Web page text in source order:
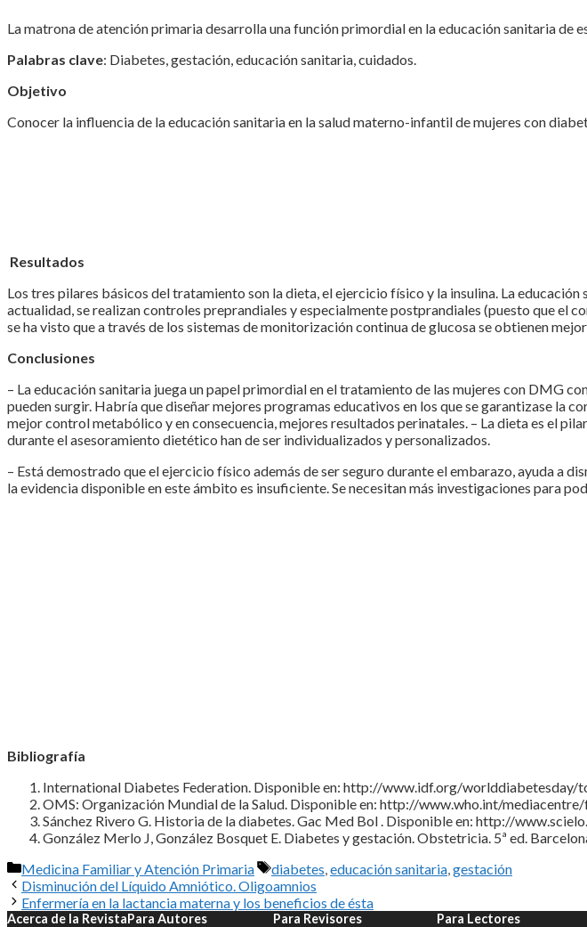
La matrona de atención primaria desarrolla una función primordial en la educación sanitaria de
Palabras clave: Diabetes, gestación, educación sanitaria, cuidados.
Objetivo
Conocer la influencia de la educación sanitaria en la salud materno-infantil de mujeres con
Resultados
Los tres pilares básicos del tratamiento son la dieta, el ejercicio físico y la insulina. La
actualidad, se realizan controles preprandiales y especialmente postprandiales (puesto que el
se ha visto que a través de los sistemas de monitorización continua de glucosa se obtienen
Conclusiones
– La educación sanitaria juega un papel primordial en el tratamiento de las mujeres con DMG
pueden surgir. Habría que diseñar mejores programas educativos en los que se garantizase la
mejor control metabólico y en consecuencia, mejores resultados perinatales. – La dieta es el
durante el asesoramiento dietético han de ser individualizados y personalizados.
– Está demostrado que el ejercicio físico además de ser seguro durante el embarazo, ayuda a
la evidencia disponible en este ámbito es insuficiente. Se necesitan más investigaciones para
Bibliografía
International Diabetes Federation. Disponible en: http://www.idf.org/
OMS: Organización Mundial de la Salud. Disponible en: http://www.who.int/
Sánchez Rivero G. Historia de la diabetes. Gac Med Bol . Disponible en: http://
González Merlo J, González Bosquet E. Diabetes y gestación. Obstetricia. 5ª ed.
Categorías
Medicina Familiar y Atención Primaria Etiquetas
diabetes educación sanitaria gestación
Disminución del Líquido Amniótico. Oligoamnios
Enfermería en la lactancia materna y los beneficios de ésta
Acerca de la RevistaPara Autores Para Revisores Para Lectores